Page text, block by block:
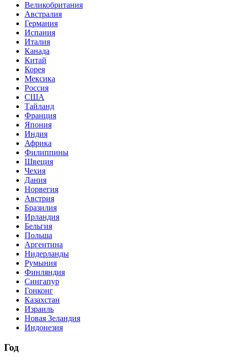
Великобритания
Австралия
Германия
Испания
Италия
Канада
Китай
Корея
Мексика
Россия
США
Тайланд
Франция
Япония
Индия
Африка
Филиппины
Швеция
Чехия
Дания
Норвегия
Австрия
Бразилия
Ирландия
Бельгия
Польша
Аргентина
Нидерланды
Румыния
Финляндия
Сингапур
Гонконг
Казахстан
Израиль
Новая Зеландия
Индонезия
Год